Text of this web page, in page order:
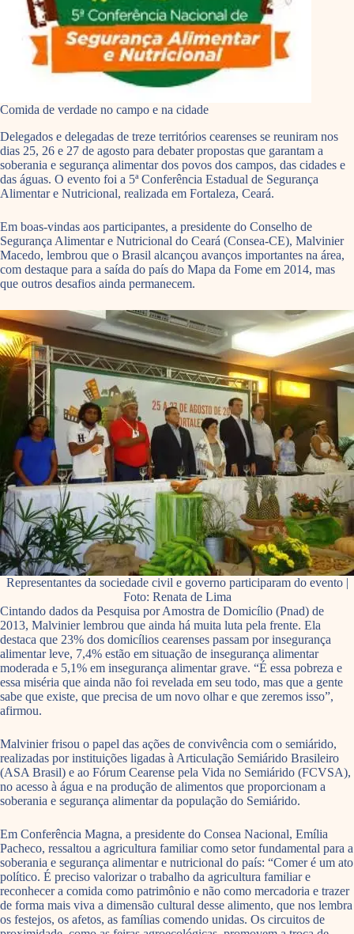
Comida de verdade no campo e na cidade
Delegados e delegadas de treze territórios cearenses se reuniram nos
dias 25, 26 e 27 de agosto para debater propostas que garantam a
soberania e segurança alimentar dos povos dos campos, das cidades e
das águas. O evento foi a 5ª Conferência Estadual de Segurança
Alimentar e Nutricional, realizada em Fortaleza, Ceará.
Em boas-vindas aos participantes, a presidente do Conselho de
Segurança Alimentar e Nutricional do Ceará (Consea-CE), Malvinier
Macedo, lembrou que o Brasil alcançou avanços importantes na área,
com destaque para a saída do país do Mapa da Fome em 2014, mas
que outros desafios ainda permanecem.
Representantes da sociedade civil e governo participaram do evento |
Foto: Renata de Lima
Cintando dados da Pesquisa por Amostra de Domicílio (Pnad) de
2013, Malvinier lembrou que ainda há muita luta pela frente. Ela
destaca que 23% dos domicílios cearenses passam por insegurança
alimentar leve, 7,4% estão em situação de insegurança alimentar
moderada e 5,1% em insegurança alimentar grave. “É essa pobreza e
essa miséria que ainda não foi revelada em seu todo, mas que a gente
sabe que existe, que precisa de um novo olhar e que zeremos isso”,
afirmou.
Malvinier frisou o papel das ações de convivência com o semiárido,
realizadas por instituições ligadas à Articulação Semiárido Brasileiro
(ASA Brasil) e ao Fórum Cearense pela Vida no Semiárido (FCVSA),
no acesso à água e na produção de alimentos que proporcionam a
soberania e segurança alimentar da população do Semiárido.
Em Conferência Magna, a presidente do Consea Nacional, Emília
Pacheco, ressaltou a agricultura familiar como setor fundamental para a
soberania e segurança alimentar e nutricional do país: “Comer é um ato
político. É preciso valorizar o trabalho da agricultura familiar e
reconhecer a comida como patrimônio e não como mercadoria e trazer
de forma mais viva a dimensão cultural desse alimento, que nos lembra
os festejos, os afetos, as famílias comendo unidas. Os circuitos de